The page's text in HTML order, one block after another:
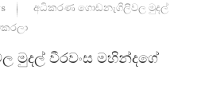
අධිකරණ ගොඩනැගිලිවල මුදල්
මුදල් වීරවංස මහින්දගේ